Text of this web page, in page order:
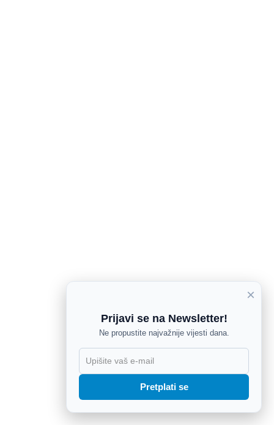
×
Prijavi se na Newsletter!
Ne propustite najvažnije vijesti dana.
Pretplati se